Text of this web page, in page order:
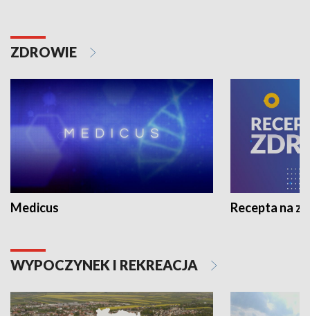
ZDROWIE
Medicus Recepta na
WYPOCZYNEK I REKREACJA